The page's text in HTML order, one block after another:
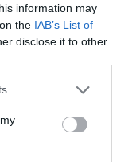
information may
the IAB’s List of
disclose it to other
or more Google
You may click to
third-party tags to
in below Google
APRÓLÉKOS
BRUTÁLIS SÁRRAL